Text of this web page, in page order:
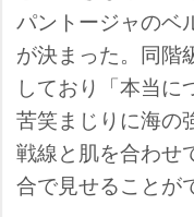
パントージャのベ
が決まった。同階
しており「本当に
苦笑まじりに海の
戦線と肌を合わせ
合で見せることが